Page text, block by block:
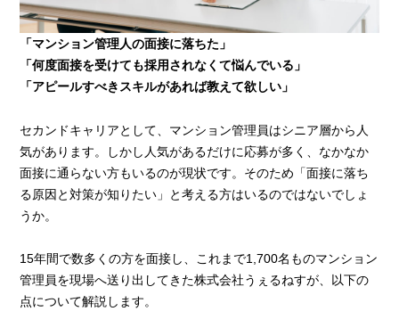
「マンション管理人の面接に落ちた」
「何度面接を受けても採用されなくて悩んでいる」
「アピールすべきスキルがあれば教えて欲しい」
セカンドキャリアとして、マンション管理員はシニア層から人
気があります。しかし人気があるだけに応募が多く、なかなか
面接に通らない方もいるのが現状です。そのため「面接に落ち
る原因と対策が知りたい」と考える方はいるのではないでしょ
うか。
15年間で数多くの方を面接し、これまで1,700名ものマンション
管理員を現場へ送り出してきた株式会社うぇるねすが、以下の
点について解説します。